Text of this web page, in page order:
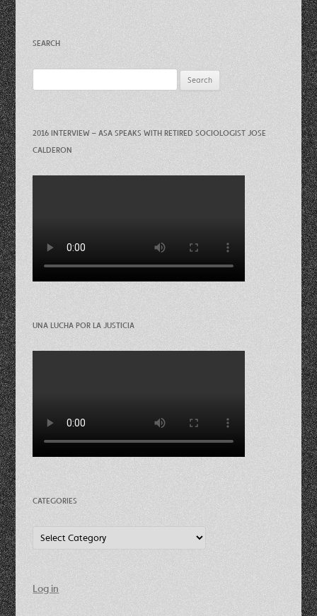
SEARCH
for:
2016 INTERVIEW – ASA SPEAKS WITH RETIRED SOCIOLOGIST JOSE
CALDERON
UNA LUCHA POR LA JUSTICIA
CATEGORIES
Log in